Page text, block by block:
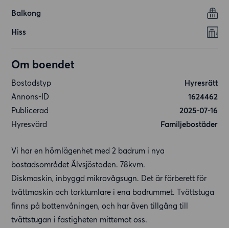
Balkong
Hiss
Om boendet
Bostadstyp
Hyresrätt
Annons-ID
1624462
Publicerad
2025-07-16
Hyresvärd
Familjebostäder
Vi har en hörnlägenhet med 2 badrum i nya
bostadsområdet Älvsjöstaden. 78kvm.
Diskmaskin, inbyggd mikrovågsugn. Det är förberett för
tvättmaskin och torktumlare i ena badrummet. Tvättstuga
finns på bottenvåningen, och har även tillgång till
tvättstugan i fastigheten mittemot oss.